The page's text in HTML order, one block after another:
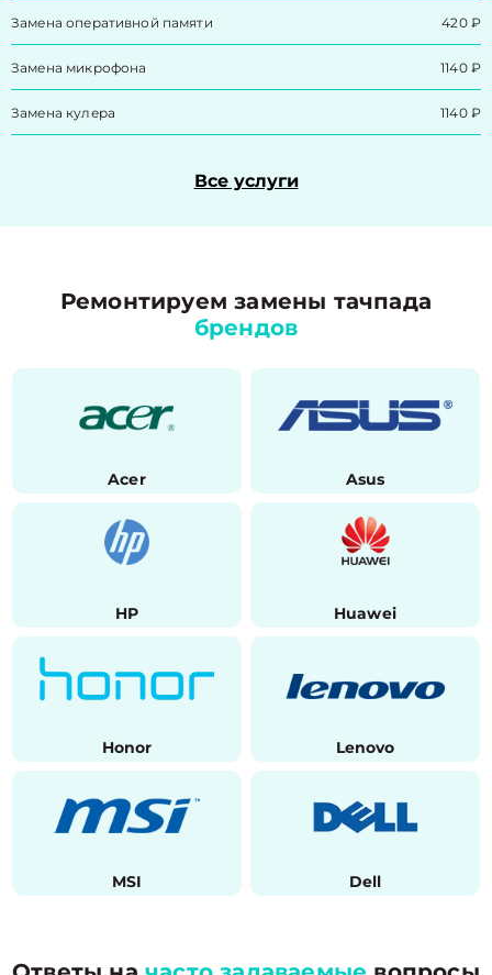
Замена оперативной памяти 420 ₽
Замена микрофона 1140 ₽
Замена кулера 1140 ₽
Все услуги
Ремонтируем замены тачпада
брендов
Acer Asus
HP Huawei
Honor Lenovo
MSI Dell